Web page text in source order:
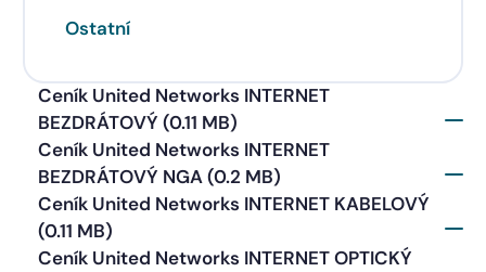
Ostatní
Ceník United Networks INTERNET
BEZDRÁTOVÝ (0.11 MB)
Ceník United Networks INTERNET
BEZDRÁTOVÝ NGA (0.2 MB)
Ceník United Networks INTERNET KABELOVÝ
(0.11 MB)
Ceník United Networks INTERNET OPTICKÝ